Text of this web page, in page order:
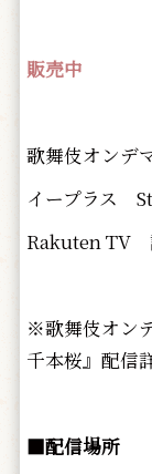
販売中
歌舞伎オンデ
イープラス
Rakuten TV
※歌舞伎オン
千本桜』配信
■配信場所